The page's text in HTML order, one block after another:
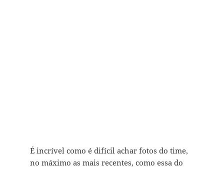
É incrível como é difícil achar fotos do time,
no máximo as mais recentes, como essa do